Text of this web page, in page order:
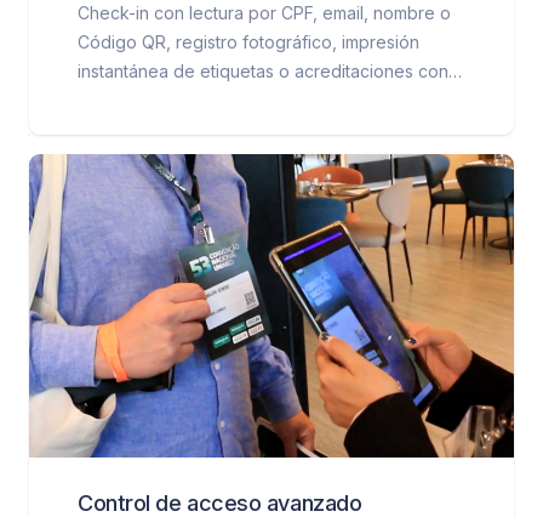
Check-in con lectura por CPF, email, nombre o
Código QR, registro fotográfico, impresión
instantánea de etiquetas o acreditaciones con
Control de acceso avanzado